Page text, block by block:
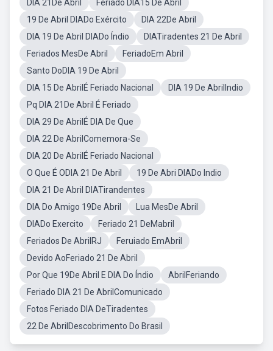
DIA 21De Abril
Feriado DIA15 De Abril
19 De Abril DIADo Exército
DIA 22De Abril
DIA 19 De Abril DIADo Índio
DIATiradentes 21 De Abril
Feriados MesDe Abril
FeriadoEm Abril
Santo DoDIA 19 De Abril
DIA 15 De AbrilÉ Feriado Nacional
DIA 19 De AbrilIndio
Pq DIA 21De Abril É Feriado
DIA 29 De AbrilÉ DIA De Que
DIA 22 De AbrilComemora-Se
DIA 20 De AbrilÉ Feriado Nacional
O Que É ODIA 21 De Abril
19 De Abri DIADo Indio
DIA 21 De Abril DIATirandentes
DIA Do Amigo 19De Abril
Lua MesDe Abril
DIADo Exercito
Feriado 21 DeMabril
Feriados De AbrilRJ
Feruiado EmAbril
Devido AoFeriado 21 De Abril
Por Que 19De Abril E DIA Do Índio
AbrilFeriando
Feriado DIA 21 De AbrilComunicado
Fotos Feriado DIA DeTiradentes
22 De AbrilDescobrimento Do Brasil